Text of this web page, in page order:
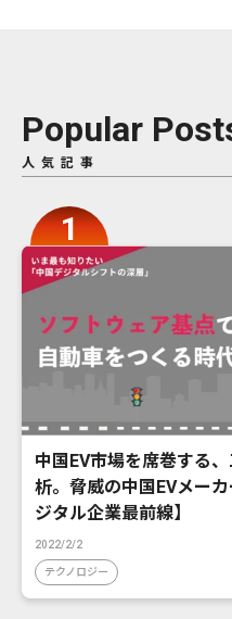
Popular
人気記事
中国EV市場を席巻する
析。脅威の中国EVメー
ジタル企業最前線】
2022/2/2
テクノロジー